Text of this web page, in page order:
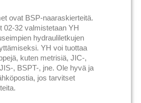
ovat BSP-naaraskierteitä.
02-32 valmistetaan YH
hydrauliletkujen
YH voi tuottaa
kuten metrisiä, JIC-,
, BSPT-, jne. Ole hyvä ja
jos tarvitset